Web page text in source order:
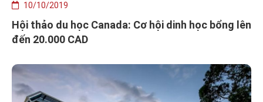
10/10/2019
Hội thảo du học Canada: Cơ hội dinh học bổng lên
đến 20.000 CAD